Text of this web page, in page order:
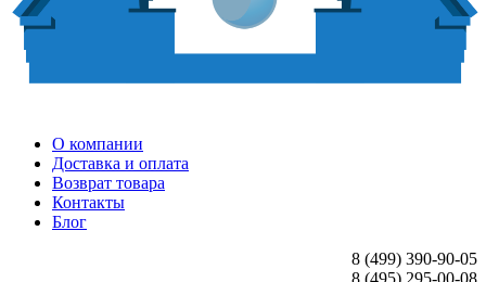
О компании
Доставка и оплата
Возврат товара
Контакты
Блог
8 (499) 390-90-05
8 (495) 295-00-08